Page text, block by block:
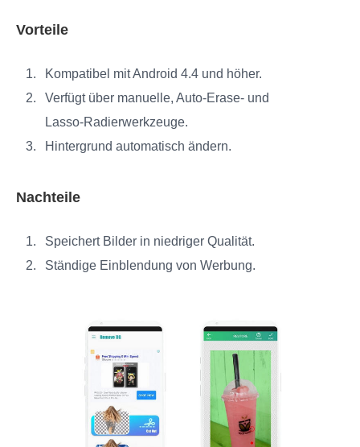
Vorteile
Kompatibel mit Android 4.4 und höher.
Verfügt über manuelle, Auto‑Erase‑ und
Lasso‑Radierwerkzeuge.
Hintergrund automatisch ändern.
Nachteile
Speichert Bilder in niedriger Qualität.
Ständige Einblendung von Werbung.